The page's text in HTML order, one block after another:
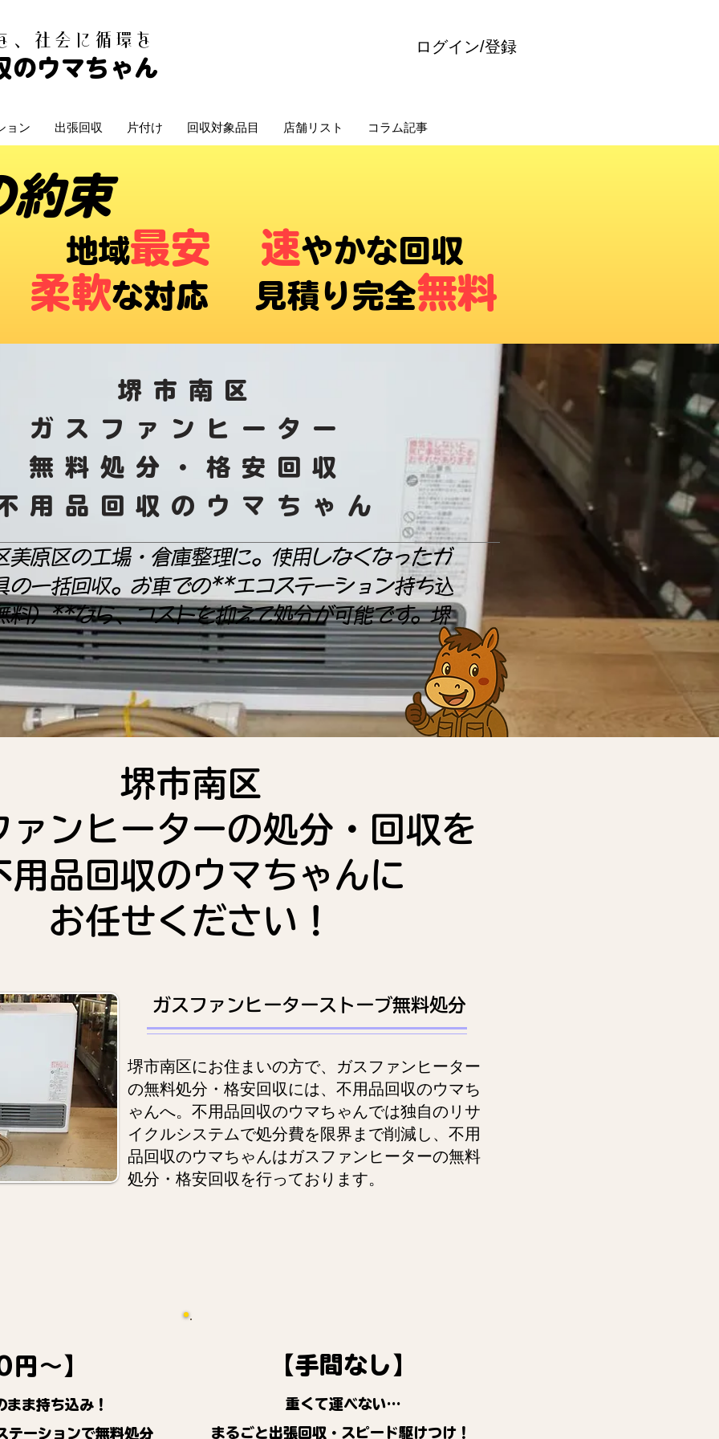
、社会に循環を
のウマちゃん
ログイン/登録
ョン 出張回収 片付け 回収対象品目 店舗リスト コラム記事
約束
​地域最安 速やかな回収
柔軟な対応 ​見積り完全無料
堺市南区
ガスファンヒーター
無料処分・格安回収
用品回収のウマちゃん
美原区の工場・倉庫整理に。使用しなくなったガ
の一括回収。お車での**エコステーション持ち込
料）**なら、コストを抑えて処分が可能です。堺
堺市南区
ァンヒーターの処分・回収を
用品回収のウマちゃんに
お任せください！
ガスファンヒーターストーブ無料処分
堺市南区にお住まいの方で、ガスファンヒーター
の無料処分・格安回収には、不用品回収のウマち
ゃんへ。不用品回収のウマちゃんでは独自のリサ
イクルシステムで処分費を限界まで削減し、不用
品回収のウマちゃんはガスファンヒーターの無料
処分・格安回収を行っております。
円～】
まま持ち込み！
ーションで無料処分
【手間なし】
重くて運べない…
まるごと出張回収・スピード駆けつけ！